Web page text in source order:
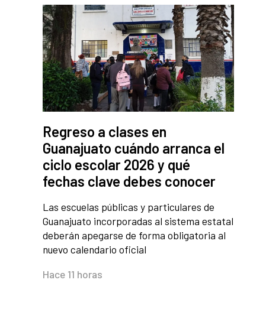
Regreso a clases en
Guanajuato cuándo arranca el
ciclo escolar 2026 y qué
fechas clave debes conocer
Las escuelas públicas y particulares de
Guanajuato incorporadas al sistema estatal
deberán apegarse de forma obligatoria al
nuevo calendario oficial
Hace 11 horas